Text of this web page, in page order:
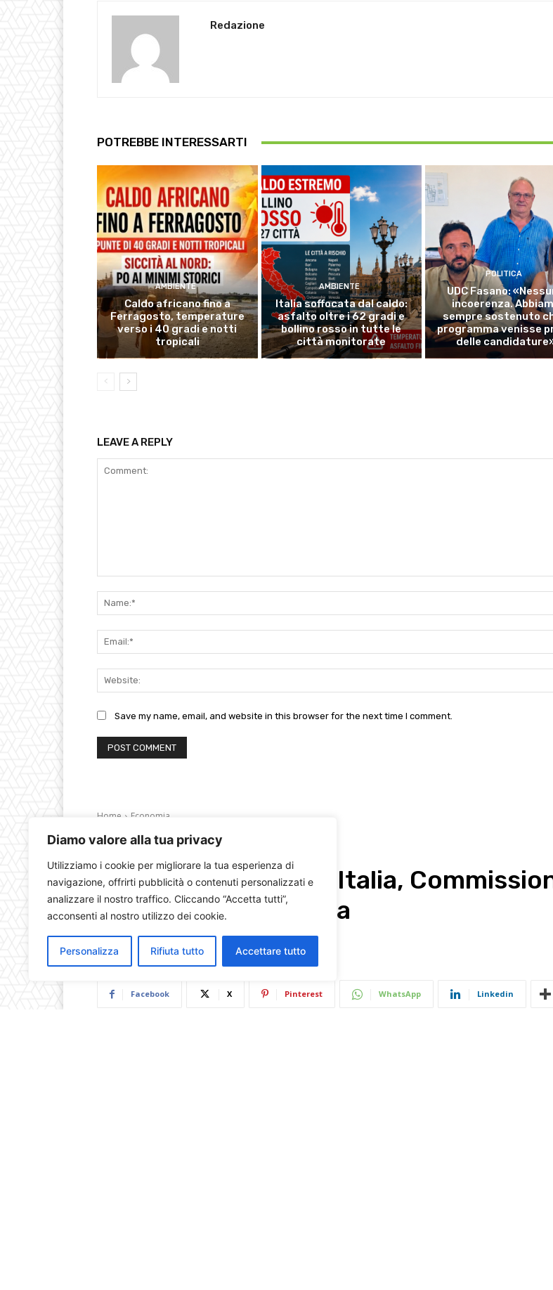
Diamo valore alla tua privacy
Utilizziamo i cookie per migliorare la tua esperienza di
navigazione, offrirti pubblicità o contenuti personalizzati e
analizzare il nostro traffico. Cliccando “Accetta tutti”,
acconsenti al nostro utilizzo dei cookie.
Personalizza Rifiuta tutto Accettare tutto
Redazione
POTREBBE INTERESSARTI
AMBIENTE
Caldo africano fino a
Ferragosto, temperature
verso i 40 gradi e notti
tropicali
AMBIENTE
Italia soffocata dal caldo:
asfalto oltre i 62 gradi e
bollino rosso in tutte le
città monitorate
POLITICA
UDC Fasano:
incoerenza.
sempre sostenuto
programma venisse
delle
LEAVE A REPLY
Save my name, email, and website in this browser for the next time I comment.